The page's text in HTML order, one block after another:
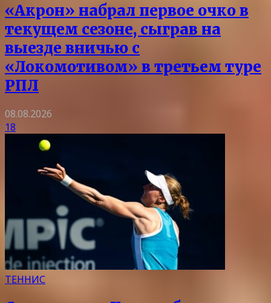
«Акрон» набрал первое очко в
текущем сезоне, сыграв на
выезде вничью с
«Локомотивом» в третьем туре
РПЛ
08.08.2026
18
ТЕННИС